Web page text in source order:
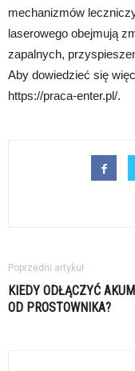
mechanizmów
laserowego obejmują
zapalnych,
Aby dowiedzieć się
https://praca-enter.pl/.
Poprzedni artykuł
KIEDY ODŁĄCZYĆ
OD PROSTOWNIKA?